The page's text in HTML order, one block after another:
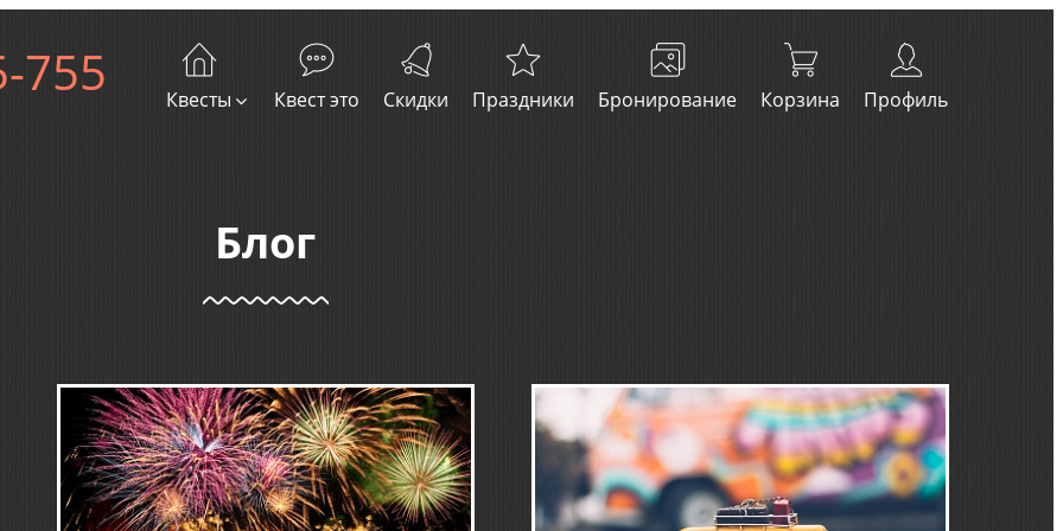
755 Квесты Квест это Скидки Праздники Бронирование Корзина Профиль
Блог